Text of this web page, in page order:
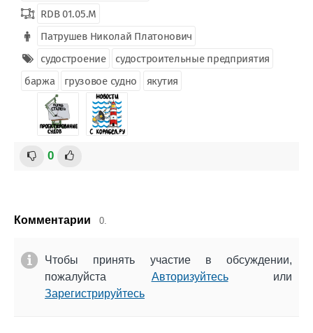
RDB 01.05.М
Патрушев Николай Платонович
судостроение
судостроительные предприятия
баржа
грузовое судно якутия
0
Комментарии 0.
Чтобы принять участие в обсуждении,
пожалуйста Авторизуйтесьили
Зарегистрируйтесь